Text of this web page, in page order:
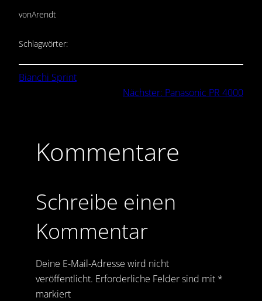
vonArendt
Schlagwörter:
Bianchi Sprint
Nächster: Panasonic PR 4000
Kommentare
Schreibe einen
Kommentar
Deine E-Mail-Adresse wird nicht
veröffentlicht. Erforderliche Felder sind mit *
markiert